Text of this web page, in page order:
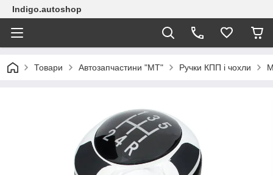
Indigo.autoshop
Товари Автозапчастини "МТ" Ручки КПП і чохли